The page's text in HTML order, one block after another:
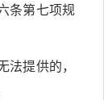
条第七项规
提供的，